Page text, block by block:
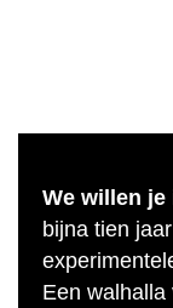
We willen
bijna tien
Een walhalla